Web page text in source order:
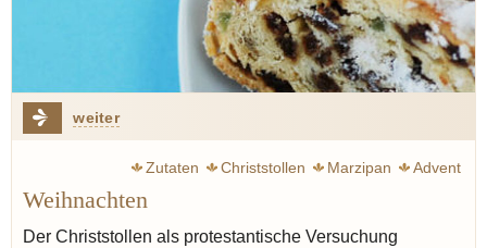
weiter
Zutaten Christstollen Marzipan Advent
Weihnachten
Der Christstollen als protestantische Versuchung